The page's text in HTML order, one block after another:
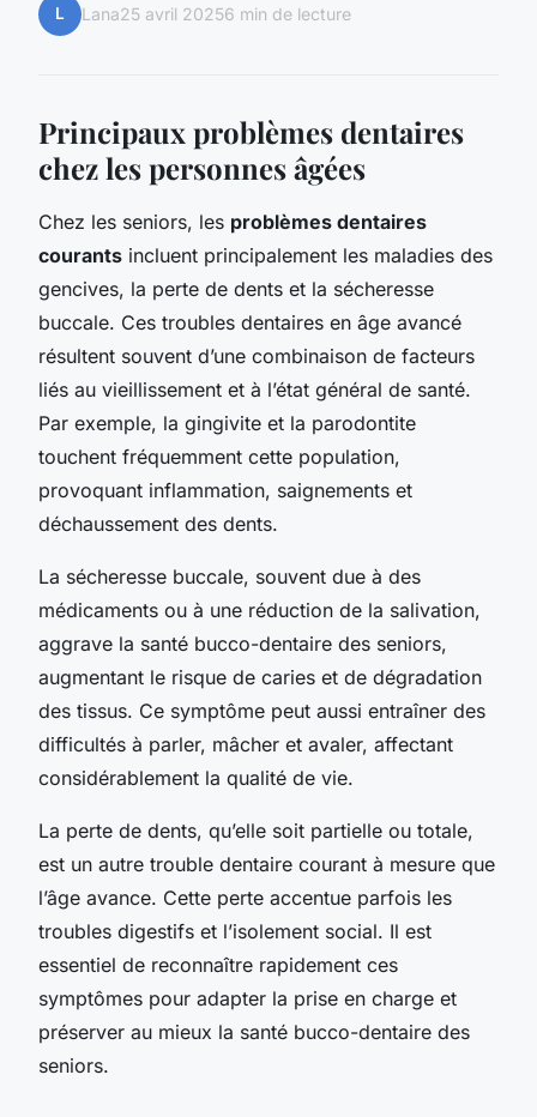
L Lana25 avril 20256 min de lecture
Principaux problèmes dentaires
chez les personnes âgées
Chez les seniors, les problèmes dentaires
courants incluent principalement les maladies des
gencives, la perte de dents et la sécheresse
buccale. Ces troubles dentaires en âge avancé
résultent souvent d’une combinaison de facteurs
liés au vieillissement et à l’état général de santé.
Par exemple, la gingivite et la parodontite
touchent fréquemment cette population,
provoquant inflammation, saignements et
déchaussement des dents.
La sécheresse buccale, souvent due à des
médicaments ou à une réduction de la salivation,
aggrave la santé bucco-dentaire des seniors,
augmentant le risque de caries et de dégradation
des tissus. Ce symptôme peut aussi entraîner des
difficultés à parler, mâcher et avaler, affectant
considérablement la qualité de vie.
La perte de dents, qu’elle soit partielle ou totale,
est un autre trouble dentaire courant à mesure que
l’âge avance. Cette perte accentue parfois les
troubles digestifs et l’isolement social. Il est
essentiel de reconnaître rapidement ces
symptômes pour adapter la prise en charge et
préserver au mieux la santé bucco-dentaire des
seniors.